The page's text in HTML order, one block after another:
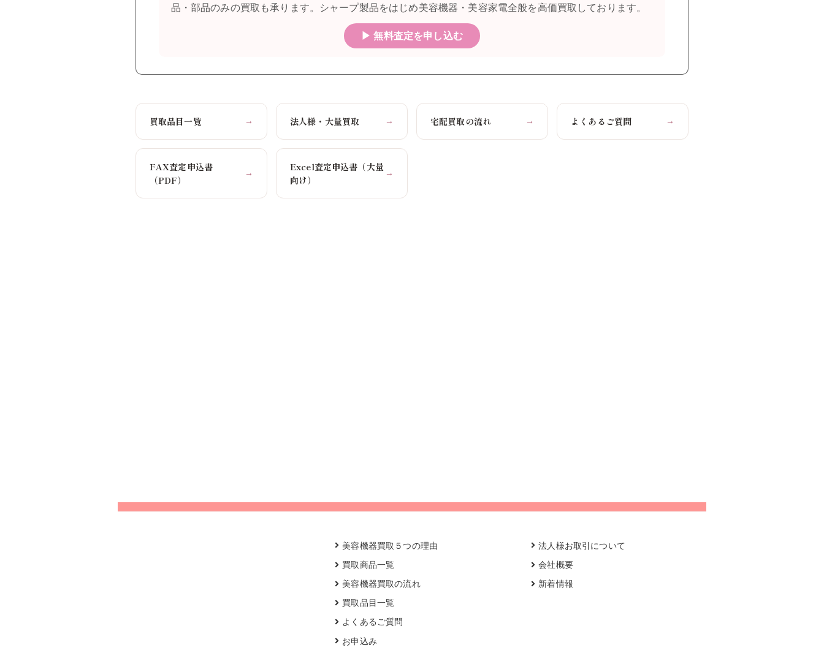
品・部品のみの買取も承ります。シャープ製品をはじめ美容機器・美容家電全般を高価買取しております。
▶ 無料査定を申し込む
買取品目一覧 → 法人様・大量買取 → 宅配買取の流れ → よくあるご質問 →
FAX査定申込書
（PDF）
→
Excel査定申込書（大量
向け）
→
美容機器買取５つの理由
買取商品一覧
美容機器買取の流れ
買取品目一覧
よくあるご質問
お申込み
法人様お取引について
会社概要
新着情報